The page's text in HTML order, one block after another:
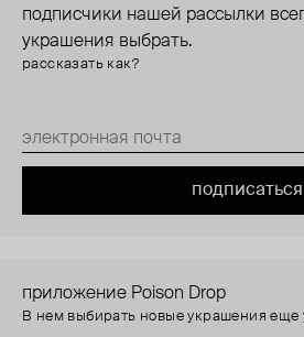
подписчики нашей рассылки
украшения выбрать.
рассказать как?
подписаться
приложение Poison Drop
В нем выбирать новые украшения еще